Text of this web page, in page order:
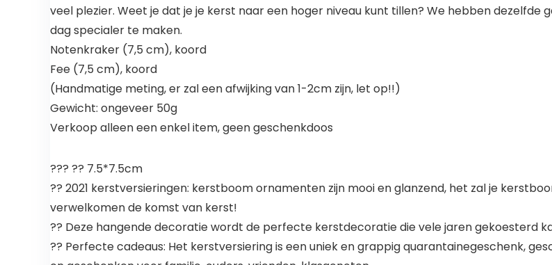
veel plezier. Weet je dat je je kerst naar een hoger niveau kunt tillen? We hebben dezelfde
dag specialer te maken.
Notenkraker (7,5 cm), koord
Fee (7,5 cm), koord
(Handmatige meting, er zal een afwijking van 1-2cm zijn, let op!!)
Gewicht: ongeveer 50g
Verkoop alleen een enkel item, geen geschenkdoos
??? ?? 7.5*7.5cm
?? 2021 kerstversieringen: kerstboom ornamenten zijn mooi en glanzend, het zal je
verwelkomen de komst van kerst!
?? Deze hangende decoratie wordt de perfecte kerstdecoratie die vele jaren gekoesterd
?? Perfecte cadeaus: Het kerstversiering is een uniek en grappig quarantainegeschenk,